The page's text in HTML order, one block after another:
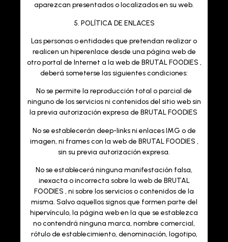
aparezcan presentados o localizados en su web.
5. POLÍTICA DE ENLACES
Las personas o entidades que pretendan realizar o
realicen un hiperenlace desde una página web de
otro portal de Internet a la web de BRUTAL FOODIES ,
deberá someterse las siguientes condiciones:
No se permite la reproducción total o parcial de
ninguno de los servicios ni contenidos del sitio web sin
la previa autorización expresa de BRUTAL FOODIES
No se establecerán deep-links ni enlaces IMG o de
imagen, ni frames con la web de BRUTAL FOODIES ,
sin su previa autorización expresa.
No se establecerá ninguna manifestación falsa,
inexacta o incorrecta sobre la web de BRUTAL
FOODIES , ni sobre los servicios o contenidos de la
misma. Salvo aquellos signos que formen parte del
hipervínculo, la página web en la que se establezca
no contendrá ninguna marca, nombre comercial,
rótulo de establecimiento, denominación, logotipo,